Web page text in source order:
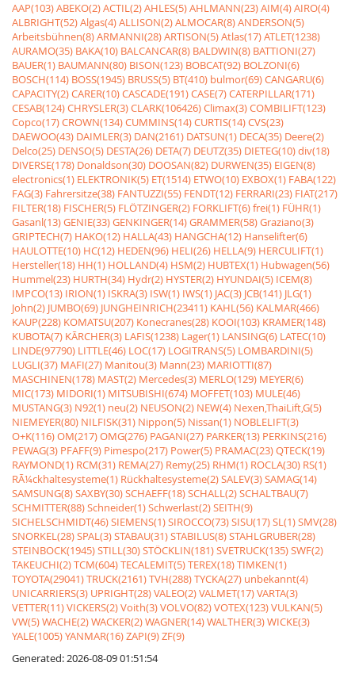
AAP(103)ABEKO(2)ACTIL(2)AHLES(5)AHLMANN(23)AIM(4)AIRO(4)
ALBRIGHT(52)Algas(4)ALLISON(2)ALMOCAR(8)ANDERSON(5)
Arbeitsbühnen(8)ARMANNI(28)ARTISON(5)Atlas(17)ATLET(1238)
AURAMO(35) BAKA(10) BALCANCAR(8) BALDWIN(8) BATTIONI(27)
BAUER(1) BAUMANN(80) BISON(123) BOBCAT(92) BOLZONI(6)
BOSCH(114) BOSS(1945) BRUSS(5) BT(410) bulmor(69)CANGARU(6)
CAPACITY(2)CARER(10)CASCADE(191)CASE(7)CATERPILLAR(171)
CESAB(124)CHRYSLER(3)CLARK(106426)Climax(3)COMBILIFT(123)
Copco(17)CROWN(134)CUMMINS(14)CURTIS(14)CVS(23)
DAEWOO(43) DAIMLER(3) DAN(2161) DATSUN(1) DECA(35) Deere(2)
Delco(25) DENSO(5) DESTA(26) DETA(7) DEUTZ(35) DIETEG(10)div(18)
DIVERSE(178) Donaldson(30) DOOSAN(82) DURWEN(35) EIGEN(8)
electronics(1) ELEKTRONIK(5) ET(1514) ETWO(10) EXBOX(1) FABA(122)
FAG(3) Fahrersitze(38) FANTUZZI(55) FENDT(12) FERRARI(23) FIAT(217)
FILTER(18) FISCHER(5) FLÖTZINGER(2) FORKLIFT(6)frei(1) FÜHR(1)
Gasanl(13)GENIE(33)GENKINGER(14)GRAMMER(58)Graziano(3)
GRIPTECH(7) HAKO(12) HALLA(43) HANGCHA(12) Hanselifter(6)
HAULOTTE(10) HC(12) HEDEN(96) HELI(26) HELLA(9) HERCULIFT(1)
Hersteller(18) HH(1) HOLLAND(4) HSM(2) HUBTEX(1) Hubwagen(56)
Hummel(23) HURTH(34) Hydr(2) HYSTER(2) HYUNDAI(5) ICEM(8)
IMPCO(13) IRION(1) ISKRA(3) ISW(1) IWS(1) JAC(3) JCB(141) JLG(1)
John(2) JUMBO(69) JUNGHEINRICH(23411) KAHL(56) KALMAR(466)
KAUP(228) KOMATSU(207) Konecranes(28) KOOI(103) KRAMER(148)
KUBOTA(7) KÃRCHER(3) LAFIS(1238) Lager(1) LANSING(6) LATEC(10)
LINDE(97790) LITTLE(46) LOC(17) LOGITRANS(5) LOMBARDINI(5)
LUGLI(37) MAFI(27) Manitou(3) Mann(23) MARIOTTI(87)
MASCHINEN(178) MAST(2) Mercedes(3) MERLO(129) MEYER(6)
MIC(173) MIDORI(1) MITSUBISHI(674) MOFFET(103) MULE(46)
MUSTANG(3) N92(1) neu(2) NEUSON(2) NEW(4) Nexen,ThaiLift,G(5)
NIEMEYER(80) NILFISK(31) Nippon(5) Nissan(1) NOBLELIFT(3)
O+K(116)OM(217)OMG(276) PAGANI(27) PARKER(13) PERKINS(216)
PEWAG(3) PFAFF(9) Pimespo(217) Power(5) PRAMAC(23)QTECK(19)
RAYMOND(1) RCM(31) REMA(27) Remy(25) RHM(1) ROCLA(30) RS(1)
RÃ¼ckhaltesysteme(1) Rückhaltesysteme(2)SALEV(3)SAMAG(14)
SAMSUNG(8)SAXBY(30)SCHAEFF(18)SCHALL(2)SCHALTBAU(7)
SCHMITTER(88)Schneider(1)Schwerlast(2)SEITH(9)
SICHELSCHMIDT(46)SIEMENS(1)SIROCCO(73)SISU(17)SL(1)SMV(28)
SNORKEL(28)SPAL(3)STABAU(31)STABILUS(8)STAHLGRUBER(28)
STEINBOCK(1945)STILL(30)STÖCKLIN(181)SVETRUCK(135)SWF(2)
TAKEUCHI(2)TCM(604)TECALEMIT(5)TEREX(18)TIMKEN(1)
TOYOTA(29041)TRUCK(2161)TVH(288)TYCKA(27) unbekannt(4)
UNICARRIERS(3) UPRIGHT(28)VALEO(2)VALMET(17)VARTA(3)
VETTER(11)VICKERS(2)Voith(3)VOLVO(82)VOTEX(123)VULKAN(5)
VW(5)WACHE(2)WACKER(2)WAGNER(14)WALTHER(3)WICKE(3)
YALE(1005)YANMAR(16)ZAPI(9)ZF(9)
Generated: 2026-08-09 01:51:54